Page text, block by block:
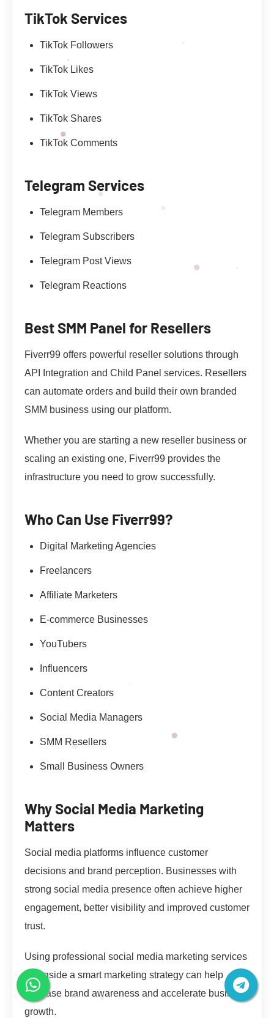
TikTok Services
TikTok Followers
TikTok Likes
TikTok Views
TikTok Shares
TikTok Comments
Telegram Services
Telegram Members
Telegram Subscribers
Telegram Post Views
Telegram Reactions
Best SMM Panel for Resellers
Fiverr99 offers powerful reseller solutions through
API Integration and Child Panel services. Resellers
can automate orders and build their own branded
SMM business using our platform.
Whether you are starting a new reseller business or
scaling an existing one, Fiverr99 provides the
infrastructure you need to grow successfully.
Who Can Use Fiverr99?
Digital Marketing Agencies
Freelancers
Affiliate Marketers
E-commerce Businesses
YouTubers
Influencers
Content Creators
Social Media Managers
SMM Resellers
Small Business Owners
Why Social Media Marketing
Matters
Social media platforms influence customer
decisions and brand perception. Businesses with
strong social media presence often achieve higher
engagement, better visibility and improved customer
trust.
Using professional social media marketing services
alongside a smart marketing strategy can help
increase brand awareness and accelerate business
growth.